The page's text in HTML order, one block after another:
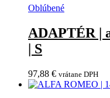
Oblúbené
ADAPTÉR |
| S
97,88 € vrátane DPH